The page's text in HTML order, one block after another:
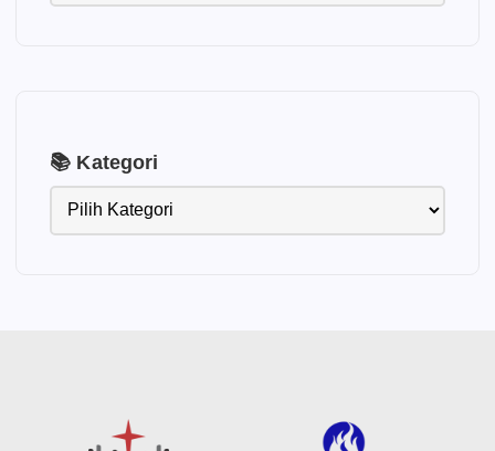
📚 Kategori